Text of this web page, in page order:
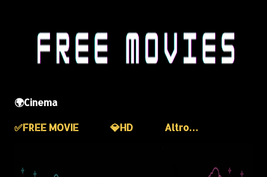
🌍Cinema
✅️FREE MOVIE
💎HD Altro…